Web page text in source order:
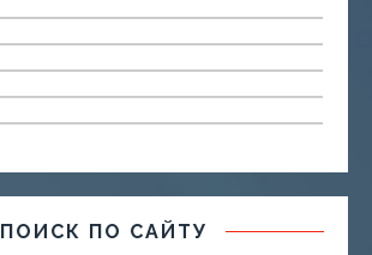
ПОИСК ПО САЙТУ